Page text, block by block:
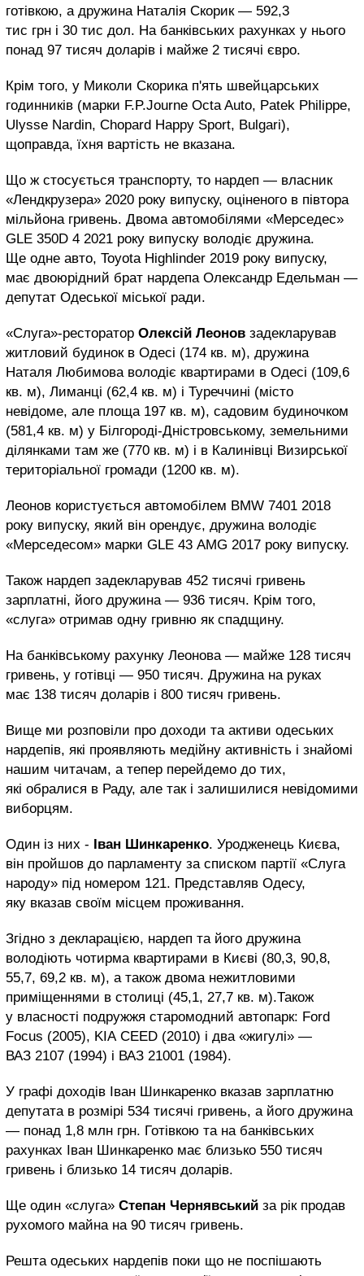
готівкою, а дружина Наталія Скорик — 592,3
тис грн і 30 тис дол. На банківських рахунках у нього
понад 97 тисяч доларів і майже 2 тисячі євро.
Крім того, у Миколи Скорика п'ять швейцарських
годинників (марки F.P.Journe Octa Auto, Patek Philippe,
Ulysse Nardin, Chopard Happy Sport, Bulgari),
щоправда, їхня вартість не вказана.
Що ж стосується транспорту, то нардеп — власник
«Лендкрузера» 2020 року випуску, оціненого в півтора
мільйона гривень. Двома автомобілями «Мерседес»
GLE 350D 4 2021 року випуску володіє дружина.
Ще одне авто, Toyota Highlinder 2019 року випуску,
має двоюрідний брат нардепа Олександр Едельман —
депутат Одеської міської ради.
«Слуга»-ресторатор Олексій Леонов задекларував
житловий будинок в Одесі (174 кв. м), дружина
Наталя Любимова володіє квартирами в Одесі (109,6
кв. м), Лиманці (62,4 кв. м) і Туреччині (місто
невідоме, але площа 197 кв. м), садовим будиночком
(581,4 кв. м) у Білгороді-Дністровському, земельними
ділянками там же (770 кв. м) і в Калинівці Визирської
територіальної громади (1200 кв. м).
Леонов користується автомобілем BMW 7401 2018
року випуску, який він орендує, дружина володіє
«Мерседесом» марки GLE 43 AMG 2017 року випуску.
Також нардеп задекларував 452 тисячі гривень
зарплатні, його дружина — 936 тисяч. Крім того,
«слуга» отримав одну гривню як спадщину.
На банківському рахунку Леонова — майже 128 тисяч
гривень, у готівці — 950 тисяч. Дружина на руках
має 138 тисяч доларів і 800 тисяч гривень.
Вище ми розповіли про доходи та активи одеських
нардепів, які проявляють медійну активність і знайомі
нашим читачам, а тепер перейдемо до тих,
які обралися в Раду, але так і залишилися невідомими
виборцям.
Один із них - Іван Шинкаренко. Уродженець Києва,
він пройшов до парламенту за списком партії «Слуга
народу» під номером 121. Представляв Одесу,
яку вказав своїм місцем проживання.
Згідно з декларацією, нардеп та його дружина
володіють чотирма квартирами в Києві (80,3, 90,8,
55,7, 69,2 кв. м), а також двома нежитловими
приміщеннями в столиці (45,1, 27,7 кв. м).Також
у власності подружжя старомодний автопарк: Ford
Focus (2005), KIA CEED (2010) і два «жигулі» —
ВАЗ 2107 (1994) і ВАЗ 21001 (1984).
У графі доходів Іван Шинкаренко вказав зарплатню
депутата в розмірі 534 тисячі гривень, а його дружина
— понад 1,8 млн грн. Готівкою та на банківських
рахунках Іван Шинкаренко має близько 550 тисяч
гривень і близько 14 тисяч доларів.
Ще один «слуга» Степан Чернявський за рік продав
рухомого майна на 90 тисяч гривень.
Решта одеських нардепів поки що не поспішають